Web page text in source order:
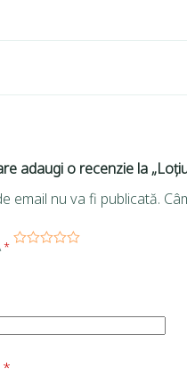
adaugi o recenzie la
email nu va fi publicată.
*
*